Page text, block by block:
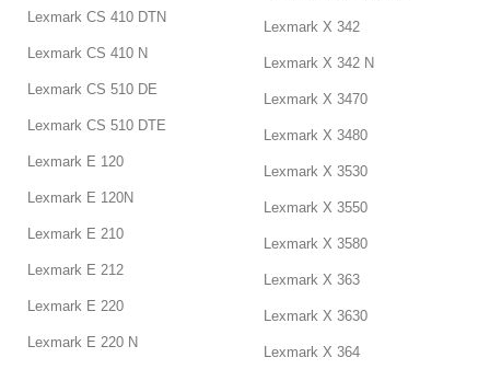
Lexmark CS 410 DTN
Lexmark CS 410 N
Lexmark CS 510 DE
Lexmark CS 510 DTE
Lexmark E 120
Lexmark E 120N
Lexmark E 210
Lexmark E 212
Lexmark E 220
Lexmark E 220 N
Lexmark X 342
Lexmark X 342 N
Lexmark X 3470
Lexmark X 3480
Lexmark X 3530
Lexmark X 3550
Lexmark X 3580
Lexmark X 363
Lexmark X 3630
Lexmark X 364